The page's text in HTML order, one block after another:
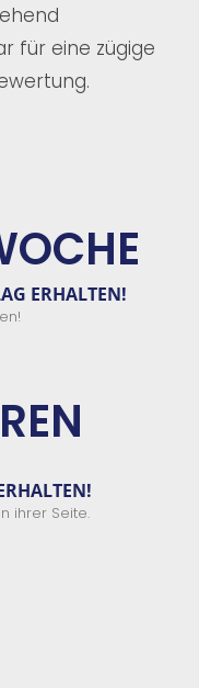
für eine zügige
ERHALTEN!
ihrer Seite.